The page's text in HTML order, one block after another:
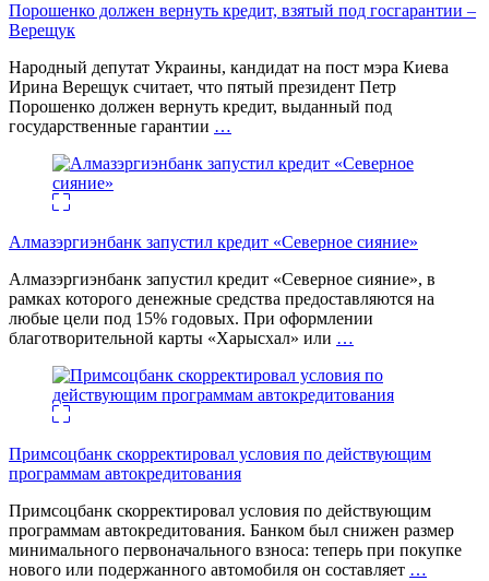
Порошенко должен вернуть кредит, взятый под госгарантии –
Верещук
Народный депутат Украины, кандидат на пост мэра Киева
Ирина Верещук считает, что пятый президент Петр
Порошенко должен вернуть кредит, выданный под
государственные гарантии …
Алмазэргиэнбанк запустил кредит «Северное сияние»
Алмазэргиэнбанк запустил кредит «Северное сияние», в
рамках которого денежные средства предоставляются на
любые цели под 15% годовых. При оформлении
благотворительной карты «Харысхал» или …
Примсоцбанк скорректировал условия по действующим
программам автокредитования
Примсоцбанк скорректировал условия по действующим
программам автокредитования. Банком был снижен размер
минимального первоначального взноса: теперь при покупке
нового или подержанного автомобиля он составляет …